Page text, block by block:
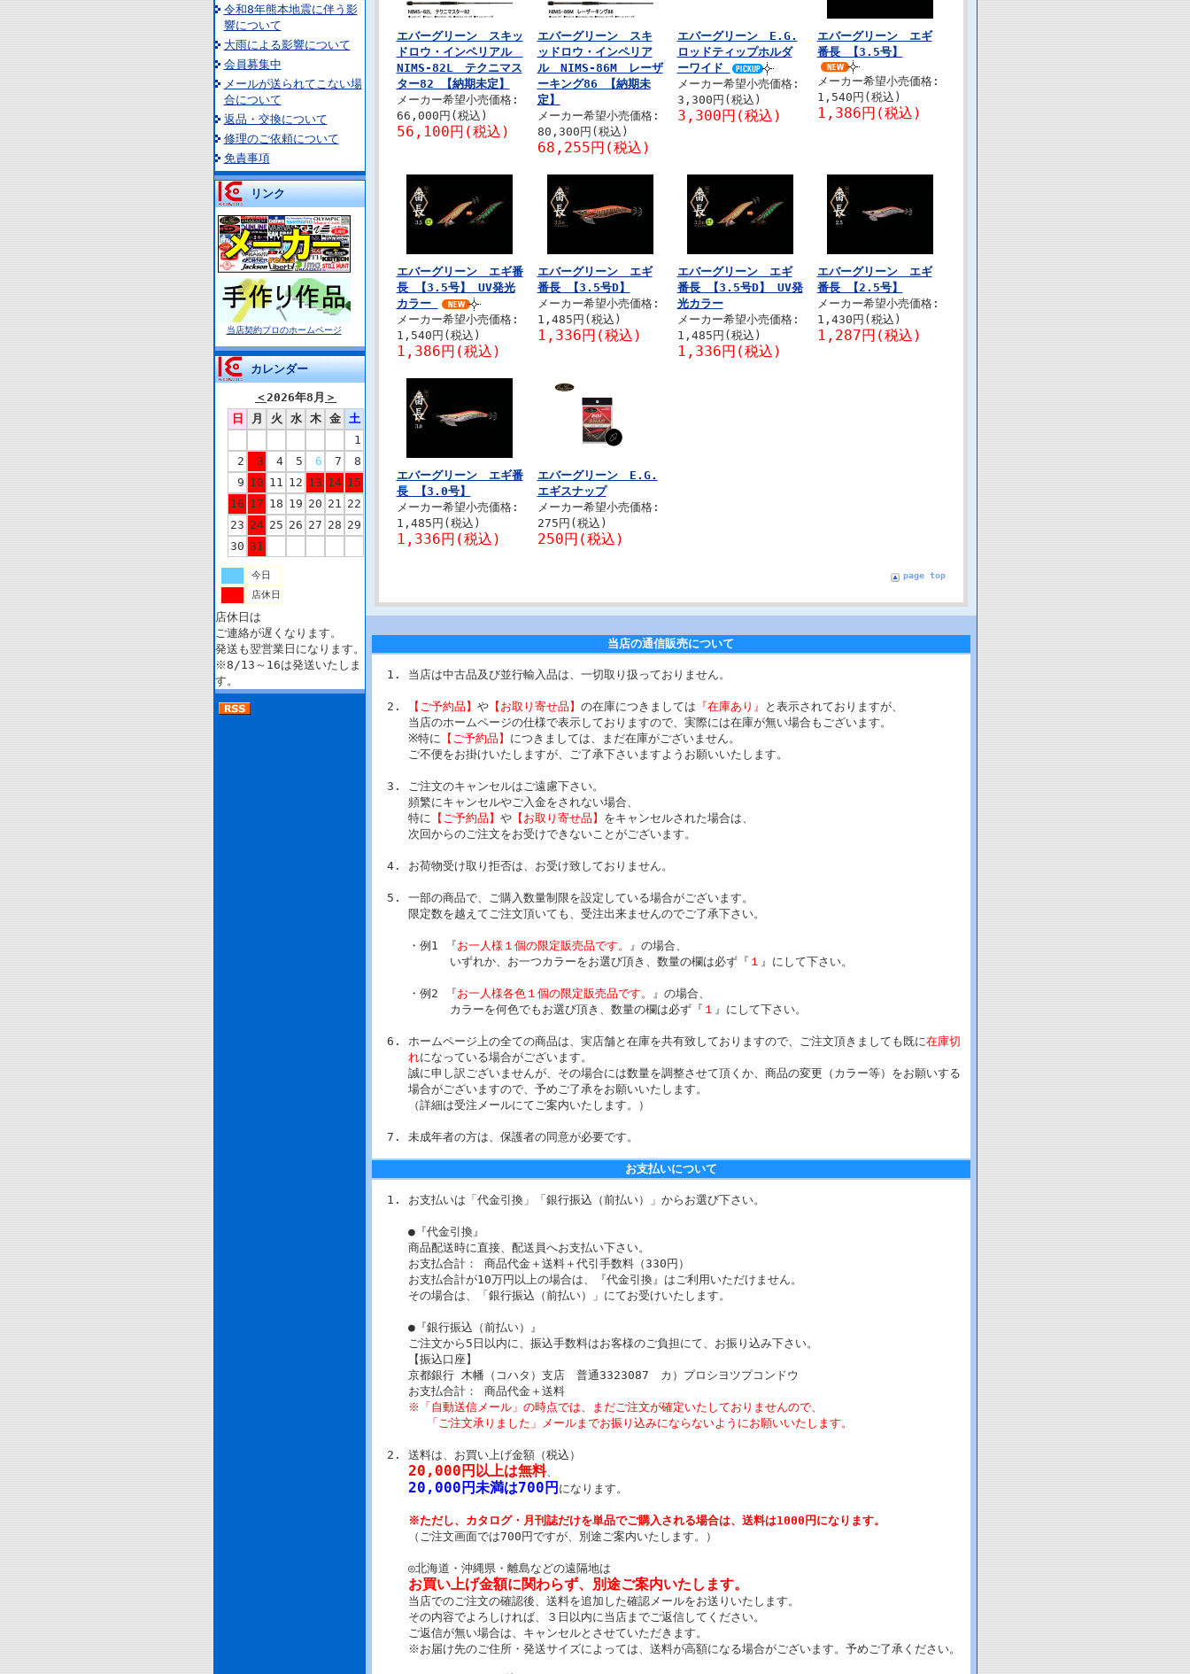
令和8年熊本地震に伴う影
響について
大雨による影響について
会員募集中
メールが送られてこない場
合について
返品・交換について
修理のご依頼について
免責事項
リンク
当店契約プロのホームページ
カレンダー
＜2026年8月 ＞
日
月 火 水 木 金
土
1
2
3 4 5 6 7
8
9 10 11 12 13 14 15
16 17 18 19 20 21 22
23 24 25 26 27 28 29
30 31
今日
店休日
店休日は
ご連絡が遅くなります。
発送も翌営業日になります。
※8/13～16は発送いたしま
す。
エバーグリーン スキッ
ドロウ・インペリアル
NIMS-82L テクニマス
ター82 【納期未定】
メーカー希望小売価格:
66,000円(税込)
56,100円(税込)
エバーグリーン スキ
ッドロウ・インペリア
ル NIMS-86M レーザ
ーキング86 【納期未
定】
メーカー希望小売価格:
80,300円(税込)
68,255円(税込)
エバーグリーン E.G.
ロッドティップホルダ
ーワイド
メーカー希望小売価格:
3,300円(税込)
3,300円(税込)
エバーグリーン エギ
番長 【3.5号】
メーカー希望小売価格:
1,540円(税込)
1,386円(税込)
エバーグリーン エギ番
長 【3.5号】 UV発光
カラー
メーカー希望小売価格:
1,540円(税込)
1,386円(税込)
エバーグリーン エギ
番長 【3.5号D】
メーカー希望小売価格:
1,485円(税込)
1,336円(税込)
エバーグリーン エギ
番長 【3.5号D】 UV発
光カラー
メーカー希望小売価格:
1,485円(税込)
1,336円(税込)
エバーグリーン エギ
番長 【2.5号】
メーカー希望小売価格:
1,430円(税込)
1,287円(税込)
エバーグリーン エギ番
長 【3.0号】
メーカー希望小売価格:
1,485円(税込)
1,336円(税込)
エバーグリーン E.G.
エギスナップ
メーカー希望小売価格:
275円(税込)
250円(税込)
page top
当店の通信販売について
当店は中古品及び並行輸入品は、一切取り扱っておりません。
【ご予約品】 や【お取り寄せ品】 の在庫につきましては 『在庫あり』
と表示されておりますが、
当店のホームページの仕様で表示しておりますので、実際には在庫が無い場合もございます。
※特に 【ご予約品】 につきましては、まだ在庫がございません。
ご不便をお掛けいたしますが、ご了承下さいますようお願いいたします。
ご注文のキャンセルはご遠慮下さい。
頻繁にキャンセルやご入金をされない場合、
特に 【ご予約品】 や【お取り寄せ品】 をキャンセルされた場合は、
次回からのご注文をお受けできないことがございます。
お荷物受け取り拒否は、お受け致しておりません。
一部の商品で、ご購入数量制限を設定している場合がございます。
限定数を越えてご注文頂いても、受注出来ませんのでご了承下さい。
・例1 『お一人様１個の限定販売品です。 』の場合、
いずれか、お一つカラーをお選び頂き、数量の欄は必ず『 １ 』にして下さい。
・例2 『お一人様各色１個の限定販売品です。 』の場合、
カラーを何色でもお選び頂き、数量の欄は必ず『 １ 』にして下さい。
ホームページ上の全ての商品は、実店舗と在庫を共有致しておりますので、ご注文頂きましても既に在庫切
れになっている場合がございます。
誠に申し訳ございませんが、その場合には数量を調整させて頂くか、商品の変更（カラー等）をお願いする
場合がございますので、予めご了承をお願いいたします。
（詳細は受注メールにてご案内いたします。）
未成年者の方は、保護者の同意が必要です。
お支払いについて
お支払いは「代金引換」「銀行振込（前払い）」からお選び下さい。
●『代金引換』
商品配送時に直接、配送員へお支払い下さい。
お支払合計： 商品代金＋送料＋代引手数料（330円）
お支払合計が10万円以上の場合は、『代金引換』はご利用いただけません。
その場合は、「銀行振込（前払い）」にてお受けいたします。
●『銀行振込（前払い）』
ご注文から5日以内に、振込手数料はお客様のご負担にて、お振り込み下さい。
【振込口座】
京都銀行 木幡（コハタ）支店 普通3323087 カ）プロシヨツプコンドウ
お支払合計： 商品代金＋送料
※「自動送信メール」の時点では、まだご注文が確定いたしておりませんので、
「ご注文承りました」メールまでお振り込みにならないようにお願いいたします。
送料は、お買い上げ金額（税込）
20,000円以上は無料、
20,000円未満は700円 になります。
※ただし、カタログ・月刊誌だけを単品でご購入される場合は、送料は1000円になります。
（ご注文画面では700円ですが、別途ご案内いたします。）
◎北海道・沖縄県・離島などの遠隔地は
お買い上げ金額に関わらず、別途ご案内いたします。
当店でのご注文の確認後、送料を追加した確認メールをお送りいたします。
その内容でよろしければ、３日以内に当店までご返信してください。
ご返信が無い場合は、キャンセルとさせていただきます。
※お届け先のご住所・発送サイズによっては、送料が高額になる場合がございます。予めご了承ください。